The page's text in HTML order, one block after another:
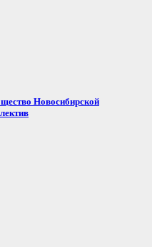
Новосибирской